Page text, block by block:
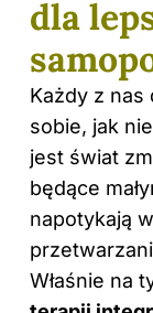
dla
Każdy z
sobie, jak
jest świat
będące
napotykają
Właśnie na